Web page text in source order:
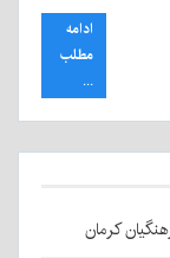
ادامه
مطلب
...
کرمان